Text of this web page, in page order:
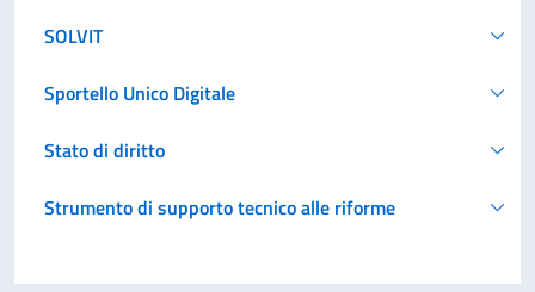
SOLVIT
Sportello Unico Digitale
Stato di diritto
Strumento di supporto tecnico alle riforme